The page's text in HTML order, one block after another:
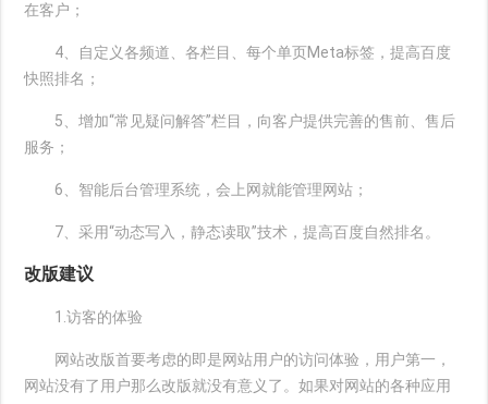
在客户；
4、自定义各频道、各栏目、每个单页Meta标签，提高百度
快照排名；
5、增加“常见疑问解答”栏目，向客户提供完善的售前、售后
服务；
6、智能后台管理系统，会上网就能管理网站；
7、采用“动态写入，静态读取”技术，提高百度自然排名。
改版建议
1.访客的体验
网站改版首要考虑的即是网站用户的访问体验，用户第一，
网站没有了用户那么改版就没有意义了。如果对网站的各种应用